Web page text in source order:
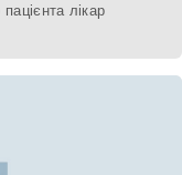
лікар